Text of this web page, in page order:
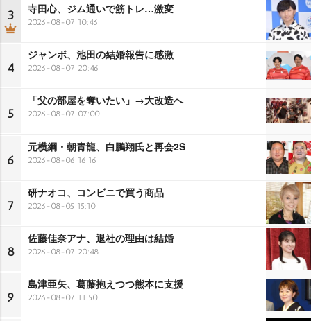
3 寺田心、ジム通いで筋トレ…激変
2026-08-07 10:46
4
ジャンボ、池田の結婚報告に感激
2026-08-07 20:46
5
「父の部屋を奪いたい」→大改造へ
2026-08-07 07:00
6
元横綱・朝青龍、白鵬翔氏と再会2S
2026-08-06 16:16
7
研ナオコ、コンビニで買う商品
2026-08-05 15:10
8
佐藤佳奈アナ、退社の理由は結婚
2026-08-07 20:48
9
島津亜矢、葛藤抱えつつ熊本に支援
2026-08-07 11:50